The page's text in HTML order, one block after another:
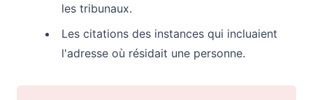
les tribunaux.
Les citations des instances qui incluaient
l'adresse où résidait une personne.